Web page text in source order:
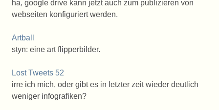
ha, google drive kann jetzt auch zum publizieren von
webseiten konfiguriert werden.
Artball
styn: eine art flipperbilder.
Lost Tweets 52
irre ich mich, oder gibt es in letzter zeit wieder deutlich
weniger infografiken?